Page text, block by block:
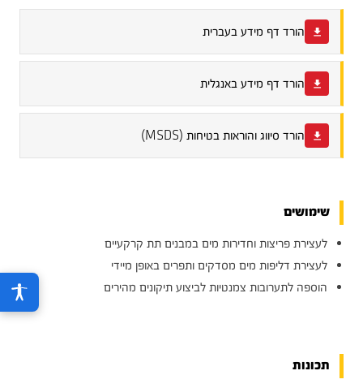
הורד דף מידע בעברית
הורד דף מידע באנגלית
הורד סיווג והוראות בטיחות (MSDS)
שימושים
לעצירת פריצות וחדירות מים במבנים תת קרקעיים
לעצירת דליפות מים מסדקים ותפרים באופן מיידי
הוספה לתערובות צמנטיות לביצוע תיקונים מהירים
תכונות